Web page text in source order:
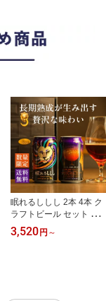
眠れるししし 2本 4本 ク
ラフトビール セット 高
級 ビール ギフト 父の日
贅沢 おしゃれ プレゼン
3,520円 ～